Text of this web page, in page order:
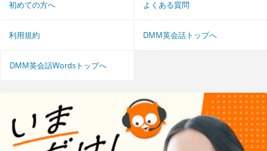
初めての方へ よくある質問
利用規約 DMM英会話トップへ
DMM英会話Wordsトップへ